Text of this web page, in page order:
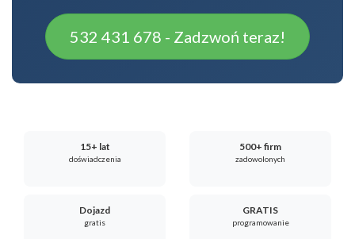
532 431 678 - Zadzwoń teraz!
15+ lat
doświadczenia
500+ firm
zadowolonych
Dojazd
gratis
GRATIS
programowanie